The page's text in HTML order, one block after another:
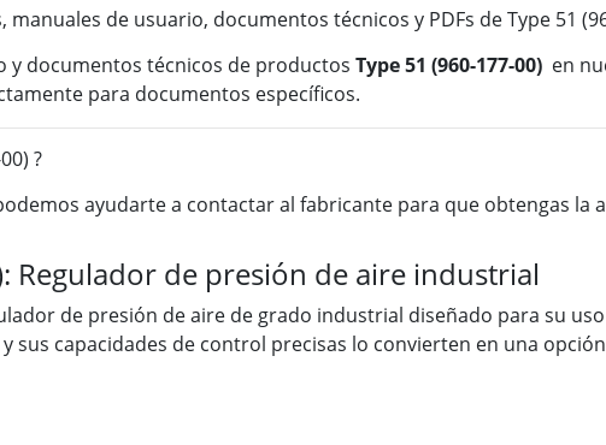
de usuario, documentos técnicos y PDFs de Type 51
y documentos técnicos de productos Type 51 (960-177-00) en
para documentos específicos.
?
ayudarte a contactar al fabricante para que obtengas la
Regulador de presión de aire industrial
de presión de aire de grado industrial diseñado para su
sus capacidades de control precisas lo convierten en una